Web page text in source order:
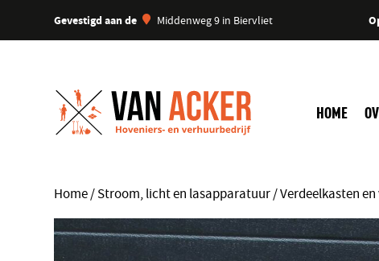
Gevestigd aan de Middenweg 9 in Biervliet
HOME
Home/Stroom, licht en lasapparatuur/Verdeelkasten